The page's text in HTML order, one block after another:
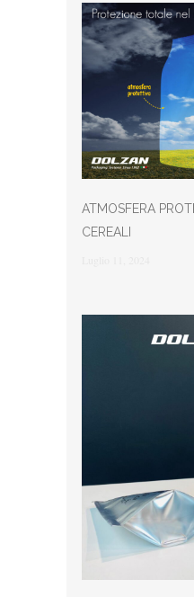
ATMOSFERA
CEREALI